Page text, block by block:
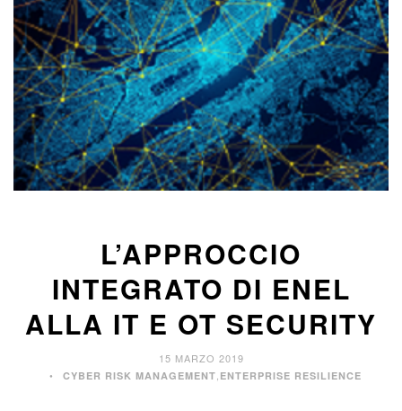
L’APPROCCIO
INTEGRATO DI ENEL
ALLA IT E OT SECURITY
15 MARZO 2019
CYBER RISK MANAGEMENT ENTERPRISE RESILIENCE